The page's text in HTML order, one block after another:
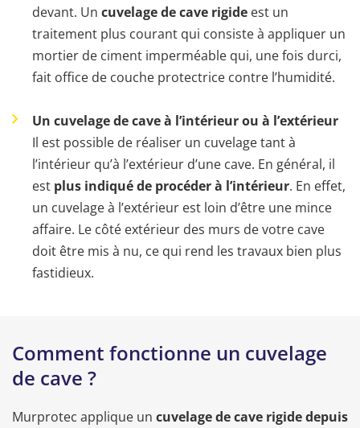
devant. Un cuvelage de cave rigide est un
traitement plus courant qui consiste à appliquer un
mortier de ciment imperméable qui, une fois durci,
fait office de couche protectrice contre l’humidité.
Un cuvelage de cave à l’intérieur ou à l’extérieur
Il est possible de réaliser un cuvelage tant à
l’intérieur qu’à l’extérieur d’une cave. En général, il
est plus indiqué de procéder à l’intérieur. En effet,
un cuvelage à l’extérieur est loin d’être une mince
affaire. Le côté extérieur des murs de votre cave
doit être mis à nu, ce qui rend les travaux bien plus
fastidieux.
Comment fonctionne un cuvelage
de cave ?
Murprotec applique un cuvelage de cave rigidedepuis